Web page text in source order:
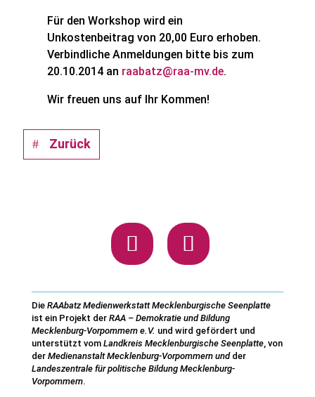
Für den Workshop wird ein
Unkostenbeitrag von 20,00 Euro erhoben.
Verbindliche Anmeldungen bitte bis zum
20.10.2014 an raabatz@raa-mv.de.
Wir freuen uns auf Ihr Kommen!
Zurück
Die RAAbatz Medienwerkstatt Mecklenburgische Seenplatte
ist ein Projekt der RAA – Demokratie und Bildung
Mecklenburg-Vorpommern e.V. und wird gefördert und
unterstützt vom Landkreis Mecklenburgische Seenplatte, von
der Medienanstalt Mecklenburg-Vorpommern undder
Landeszentrale für politische Bildung Mecklenburg-
Vorpommern.